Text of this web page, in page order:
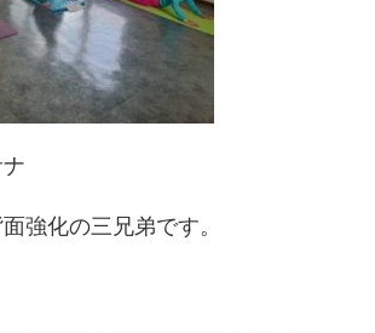
強化の三兄弟です。